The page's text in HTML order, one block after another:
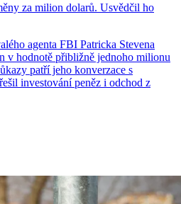
za milion dolarů. Usvědčil ho
agenta FBI Patricka Stevena
v hodnotě přibližně jednoho milionu
patří jeho konverzace s
investování peněz i odchod z